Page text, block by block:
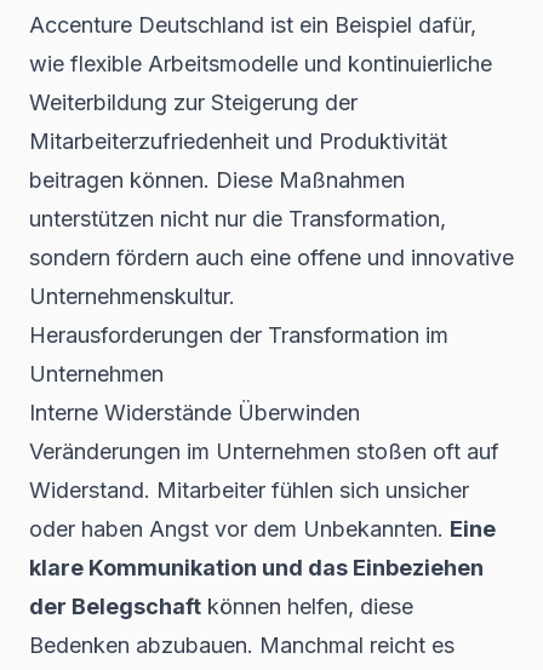
Accenture Deutschland ist ein Beispiel dafür,
wie flexible Arbeitsmodelle und kontinuierliche
Weiterbildung zur Steigerung der
Mitarbeiterzufriedenheit und Produktivität
beitragen können. Diese Maßnahmen
unterstützen nicht nur die Transformation,
sondern fördern auch eine offene und innovative
Unternehmenskultur.
Herausforderungen der Transformation im
Unternehmen
Interne Widerstände Überwinden
Veränderungen im Unternehmen stoßen oft auf
Widerstand. Mitarbeiter fühlen sich unsicher
oder haben Angst vor dem Unbekannten. Eine
klare Kommunikation und das Einbeziehen
der Belegschaft können helfen, diese
Bedenken abzubauen. Manchmal reicht es